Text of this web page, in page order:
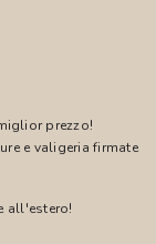
prezzo!
e valigeria firmate
all'estero!